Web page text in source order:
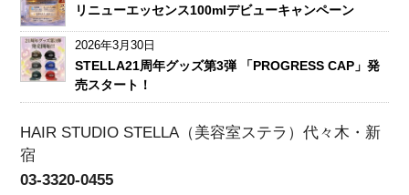
リニューエッセンス100mlデビューキャンペーン
2026年3月30日
STELLA21周年グッズ第3弾 「PROGRESS CAP」発
売スタート！
HAIR STUDIO STELLA（美容室ステラ）代々木・新
宿
03-3320-0455